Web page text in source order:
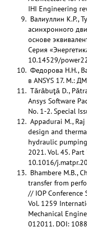
IHI Engineering
Валиуллин К.Р.,
асинхронного
основе
Серия
10.14529/
Федорова Н.Н.,
в ANSYS 17. М.:
Tǎrǎbuţǎ D.,
Ansys Software
No. 1-2. Special
Appadurai M.,
design and
hydraulic
2021. Vol. 45.
10.1016/
Bhambere M.B.,
transfer from
// IOP Conference
Vol. 1259
Mechanical
012011. DOI: